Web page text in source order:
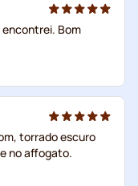
Bom
torrado escuro
no affogato.